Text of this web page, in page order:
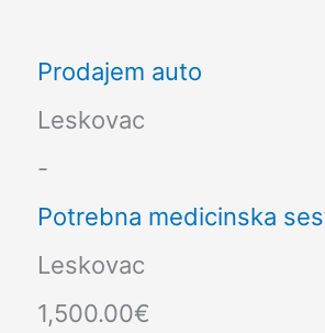
Prodajem auto
Leskovac
-
Potrebna medicinska
Leskovac
1,500.00€